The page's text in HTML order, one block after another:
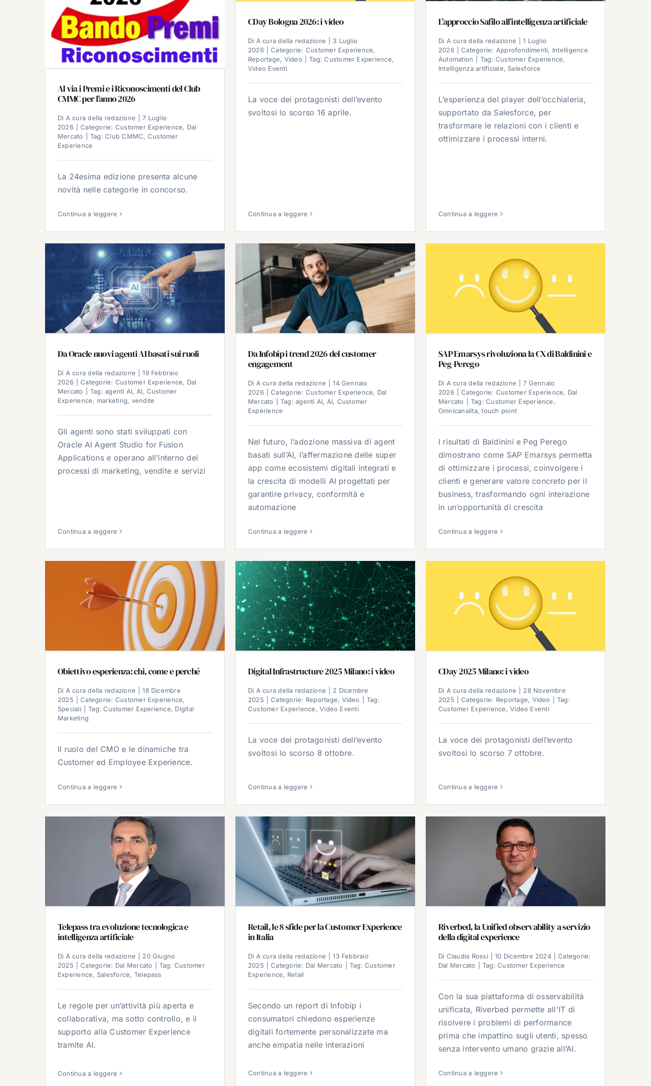
Al via i Premi e i Riconoscimenti del Club
CMMC per l’anno 2026
Di A cura della redazione
7 Luglio
2026
Categorie: Customer Experience, Dal
Mercato
Tag:Club CMMC, Customer
Experience
La 24esima edizione presenta alcune
novità nelle categorie in concorso.
Continua a leggere
CDay Bologna 2026: i video
Di A cura della redazione
3 Luglio
2026
Categorie: Customer Experience,
Reportage, Video Tag:Customer Experience,
Video Eventi
La voce dei protagonisti dell’evento
svoltosi lo scorso 16 aprile.
Continua a leggere
L’approccio Safilo all’intelligenza artificiale
Di A cura della redazione
1 Luglio
2026
Categorie: Approfondimenti, Intelligence
Automation
Tag: Customer Experience,
Intelligenza artificiale, Salesforce
L’esperienza del player dell’occhialeria,
supportato da Salesforce, per
trasformare le relazioni con i clienti e
ottimizzare i processi interni.
Continua a leggere
Da Oracle nuovi agenti AI basati sui ruoli
Di A cura della redazione
19 Febbraio
2026
Categorie: Customer Experience, Dal
Mercato
Tag:agenti AI, AI, Customer
Experience, marketing, vendite
Gli agenti sono stati sviluppati con
Oracle AI Agent Studio for Fusion
Applications e operano all’interno dei
processi di marketing, vendite e servizi
Continua a leggere
Da Infobip i trend 2026 del customer
engagement
Di A cura della redazione
14 Gennaio
2026
Categorie: Customer Experience, Dal
Mercato
Tag:agenti AI, AI, Customer
Experience
Nel futuro, l’adozione massiva di agent
basati sull’AI, l’affermazione delle super
app come ecosistemi digitali integrati e
la crescita di modelli AI progettati per
garantire privacy, conformità e
automazione
Continua a leggere
SAP Emarsys rivoluziona la CX di Baldinini e
Peg-Perego
Di A cura della redazione
7 Gennaio
2026
Categorie: Customer Experience, Dal
Mercato
Tag:Customer Experience,
Omnicanalita,touch point
I risultati di Baldinini e Peg Perego
dimostrano come SAP Emarsys permetta
di ottimizzare i processi, coinvolgere i
clienti e generare valore concreto per il
business, trasformando ogni interazione
in un’opportunità di crescita
Continua a leggere
Obiettivo esperienza: chi, come e perché
Di A cura della redazione
18 Dicembre
2025
Categorie: Customer Experience,
Speciali
Tag:Customer Experience, Digital
Marketing
Il ruolo del CMO e le dinamiche tra
Customer ed Employee Experience.
Continua a leggere
Digital Infrastructure 2025 Milano: i video
Di A cura della redazione
2 Dicembre
2025
Categorie: Reportage, Video
Tag:
Customer Experience,Video Eventi
La voce dei protagonisti dell’evento
svoltosi lo scorso 8 ottobre.
Continua a leggere
CDay 2025 Milano: i video
Di A cura della redazione
28 Novembre
2025
Categorie: Reportage, Video
Tag:
Customer Experience,Video Eventi
La voce dei protagonisti dell’evento
svoltosi lo scorso 7 ottobre.
Continua a leggere
Telepass tra evoluzione tecnologica e
intelligenza artificiale
Di A cura della redazione
20 Giugno
2025
Categorie: Dal Mercato Tag: Customer
Experience, Salesforce, Telepass
Le regole per un’attività più aperta e
collaborativa, ma sotto controllo, e il
supporto alla Customer Experience
tramite AI.
Continua a leggere
Retail, le 8 sfide per la Customer Experience
in Italia
Di A cura della redazione
13 Febbraio
2025
Categorie: Dal Mercato Tag: Customer
Experience, Retail
Secondo un report di Infobip i
consumatori chiedono esperienze
digitali fortemente personalizzate ma
anche empatia nelle interazioni
Continua a leggere
Riverbed, la Unified observability a servizio
della digital experience
Di Claudia Rossi 10 Dicembre 2024
Categorie:
Dal Mercato
Tag:Customer Experience
Con la sua piattaforma di osservabilità
unificata, Riverbed permette all'IT di
risolvere i problemi di performance
prima che impattino sugli utenti, spesso
senza intervento umano grazie all’AI.
Continua a leggere